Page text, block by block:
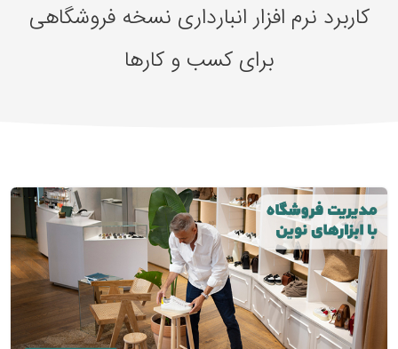
کاربرد نرم افزار انبارداری نسخه فروشگاهی
برای کسب و کارها